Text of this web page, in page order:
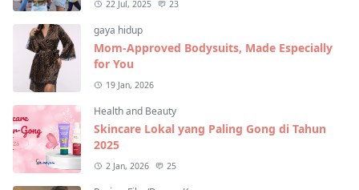
22 Jul, 2025 23
gaya hidup
Mom-Approved Bodysuits, Made Especially
for You
19 Jan, 2026
Health and Beauty
Skincare Lokal yang Paling Gong di Tahun
2025
2 Jan, 2026 25